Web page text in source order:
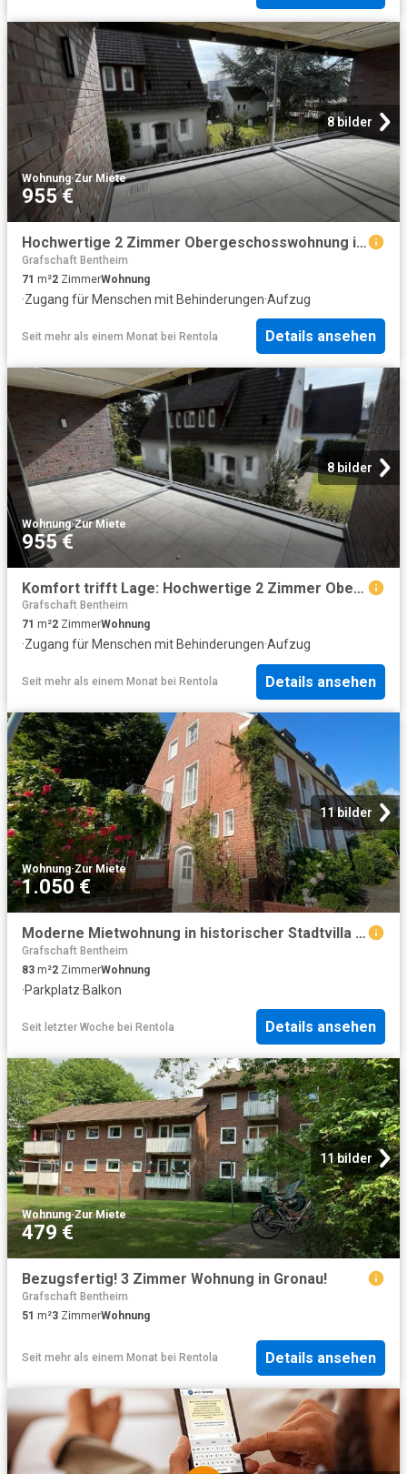
8 bilder
Wohnung·Zur Miete
955 €
Hochwertige 2 Zimmer Obergeschosswohnung im Herzen der Stadt Rheine – Modern, zentral, exklusiv – Volksbank Immobilien Münsterland GmbH
Grafschaft Bentheim
71 m²2 ZimmerWohnung
·Zugang für Menschen mit Behinderungen·Aufzug
Seit mehr als einem Monat bei Rentola Details ansehen
8 bilder
Wohnung·Zur Miete
955 €
Komfort trifft Lage: Hochwertige 2 Zimmer Obergeschosswohnung im Stadtzentrum von Rheine – Volksbank Immobilien Münsterland GmbH
Grafschaft Bentheim
71 m²2 ZimmerWohnung
·Zugang für Menschen mit Behinderungen·Aufzug
Seit mehr als einem Monat bei Rentola Details ansehen
11 bilder
Wohnung·Zur Miete
1.050 €
Moderne Mietwohnung in historischer Stadtvilla mit Küche und Stellplatz im Zentrum von Rheine! – Volksbank Immobilien Münsterland GmbH
Grafschaft Bentheim
83 m²2 ZimmerWohnung
·Parkplatz·Balkon
Seit letzter Woche bei Rentola Details ansehen
11 bilder
Wohnung·Zur Miete
479 €
Bezugsfertig! 3 Zimmer Wohnung in Gronau!
Grafschaft Bentheim
51 m²3 ZimmerWohnung
Seit mehr als einem Monat bei Rentola Details ansehen